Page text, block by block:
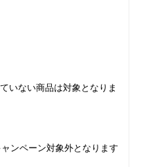
いない商品は対象となりま
ンペーン対象外となります